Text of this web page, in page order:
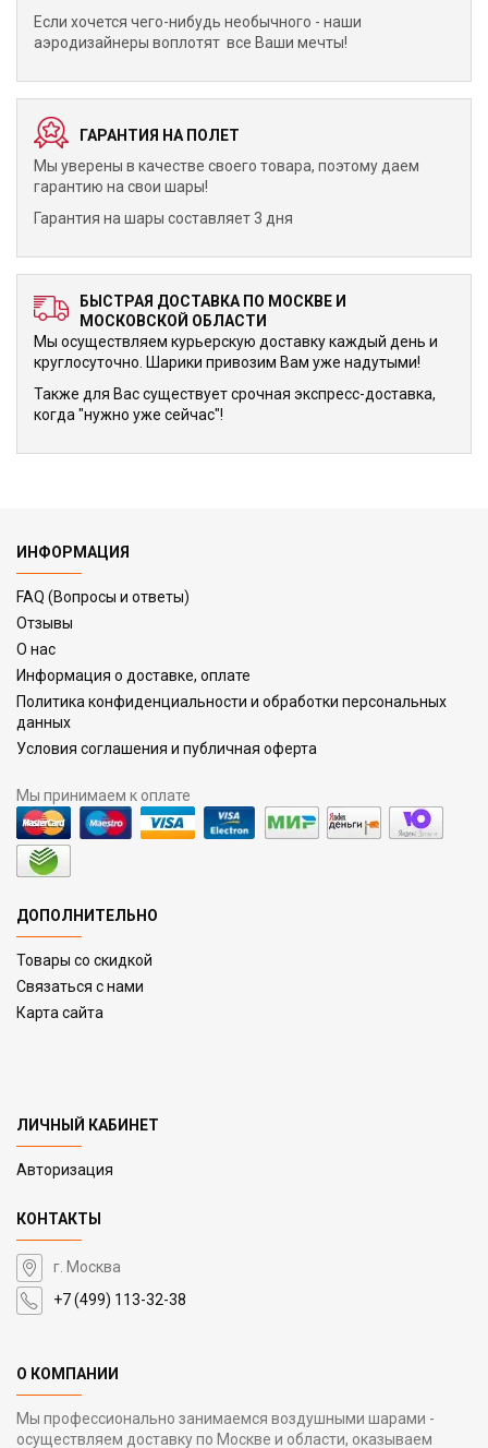
Если хочется чего-нибудь необычного - наши
аэродизайнеры воплотят все Ваши мечты!
ГАРАНТИЯ НА ПОЛЕТ
Мы уверены в качестве своего товара, поэтому даем
гарантию на свои шары!
Гарантия на шары составляет 3 дня
БЫСТРАЯ ДОСТАВКА ПО МОСКВЕ И
МОСКОВСКОЙ ОБЛАСТИ
Мы осуществляем курьерскую доставку каждый день и
круглосуточно. Шарики привозим Вам уже надутыми!
Также для Вас существует срочная экспресс-доставка,
когда "нужно уже сейчас"!
ИНФОРМАЦИЯ
FAQ (Вопросы и ответы)
Отзывы
О нас
Информация о доставке, оплате
Политика конфиденциальности и обработки персональных
данных
Условия соглашения и публичная оферта
Мы принимаем к оплате
ДОПОЛНИТЕЛЬНО
Товары со скидкой
Связаться с нами
Карта сайта
ЛИЧНЫЙ КАБИНЕТ
Авторизация
КОНТАКТЫ
г. Москва
+7 (499) 113-32-38
О КОМПАНИИ
Мы профессионально занимаемся воздушными шарами -
осуществляем доставку по Москве и области, оказываем